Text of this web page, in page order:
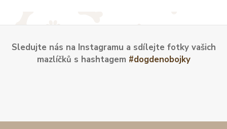
Sledujte nás na Instagramu a sdílejte fotky vašich
mazlíčků s hashtagem #dogdenobojky